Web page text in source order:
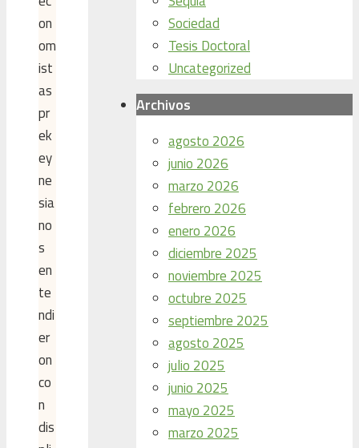
on
om
ist
as
pr
ek
ey
ne
sia
no
s
en
te
ndi
er
on
co
n
dis
Sociedad
Tesis Doctoral
Uncategorized
Archivos
agosto 2026
junio 2026
marzo 2026
febrero 2026
enero 2026
diciembre 2025
noviembre 2025
octubre 2025
septiembre 2025
agosto 2025
julio 2025
junio 2025
mayo 2025
marzo 2025